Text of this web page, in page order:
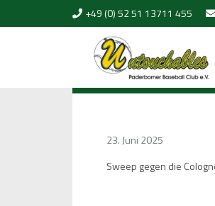
+49 (0) 52 51 13711 455
23. Juni 2025
Sweep gegen die